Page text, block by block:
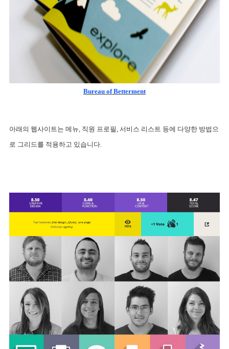
Bureau of Betterment
아래의 웹사이트는 메뉴, 직원 프로필, 서비스 리스트 등에 다양한 방법으
로 그리드를 적용하고 있습니다.